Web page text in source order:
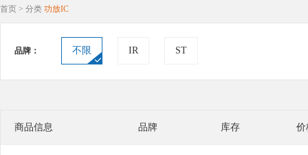
首页 > 分类 功放IC
品牌： 不限 IR ST
商品信息 品牌 库存 价